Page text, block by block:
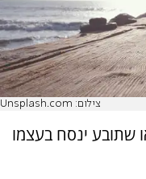
צילום: Unsplash.com
שתובע ינסח בעצמו